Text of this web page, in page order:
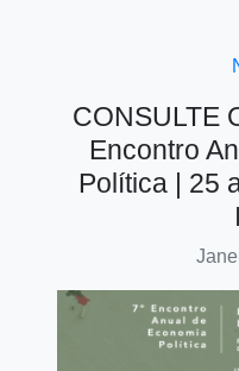
CONSULTE
Encontro
Política | 25